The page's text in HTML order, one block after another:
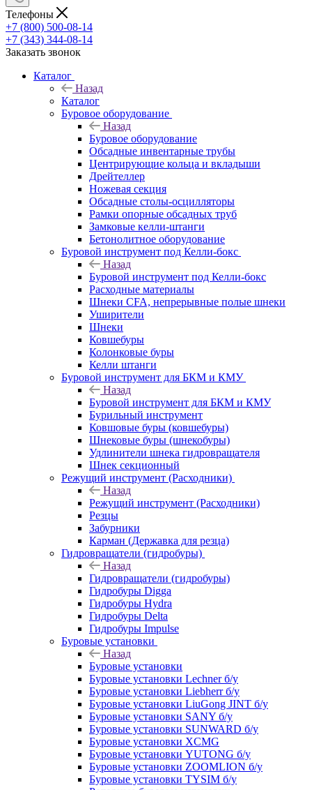
Телефоны
+7 (800) 500-08-14
+7 (343) 344-08-14
Заказать звонок
Каталог
Назад
Каталог
Буровое оборудование
Назад
Буровое оборудование
Обсадные инвентарные трубы
Центрирующие кольца и вкладыши
Дрейтеллер
Ножевая секция
Обсадные столы-осцилляторы
Рамки опорные обсадных труб
Замковые келли-штанги
Бетонолитное оборудование
Буровой инструмент под Келли-бокс
Назад
Буровой инструмент под Келли-бокс
Расходные материалы
Шнеки CFA, непрерывные полые шнеки
Уширители
Шнеки
Ковшебуры
Колонковые буры
Келли штанги
Буровой инструмент для БКМ и КМУ
Назад
Буровой инструмент для БКМ и КМУ
Бурильный инструмент
Ковшовые буры (ковшебуры)
Шнековые буры (шнекобуры)
Удлинители шнека гидровращателя
Шнек секционный
Режущий инструмент (Расходники)
Назад
Режущий инструмент (Расходники)
Резцы
Забурники
Карман (Державка для резца)
Гидровращатели (гидробуры)
Назад
Гидровращатели (гидробуры)
Гидробуры Digga
Гидробуры Hydra
Гидробуры Delta
Гидробуры Impulse
Буровые установки
Назад
Буровые установки
Буровые установки Lechner б/у
Буровые установки Liebherr б/у
Буровые установки LiuGong JINT б/у
Буровые установки SANY б/у
Буровые установки SUNWARD б/у
Буровые установки XCMG
Буровые установки YUTONG б/у
Буровые установки ZOOMLION б/у
Буровые установки TYSIM б/у